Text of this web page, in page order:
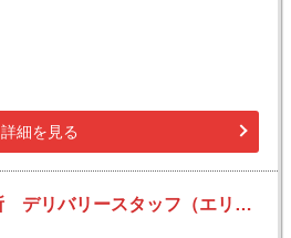
詳細を見る
佐川急便 目黒営業所 デリバリースタッフ（エリア集配）の求人！未経験歓迎！先輩たちがサポートします♪